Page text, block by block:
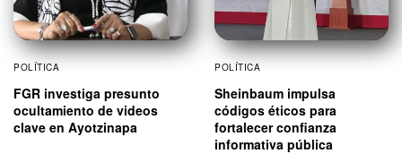
POLÍTICA
FGR investiga presunto
ocultamiento de videos
clave en Ayotzinapa
POLÍTICA
Sheinbaum impulsa
códigos éticos para
fortalecer confianza
informativa pública